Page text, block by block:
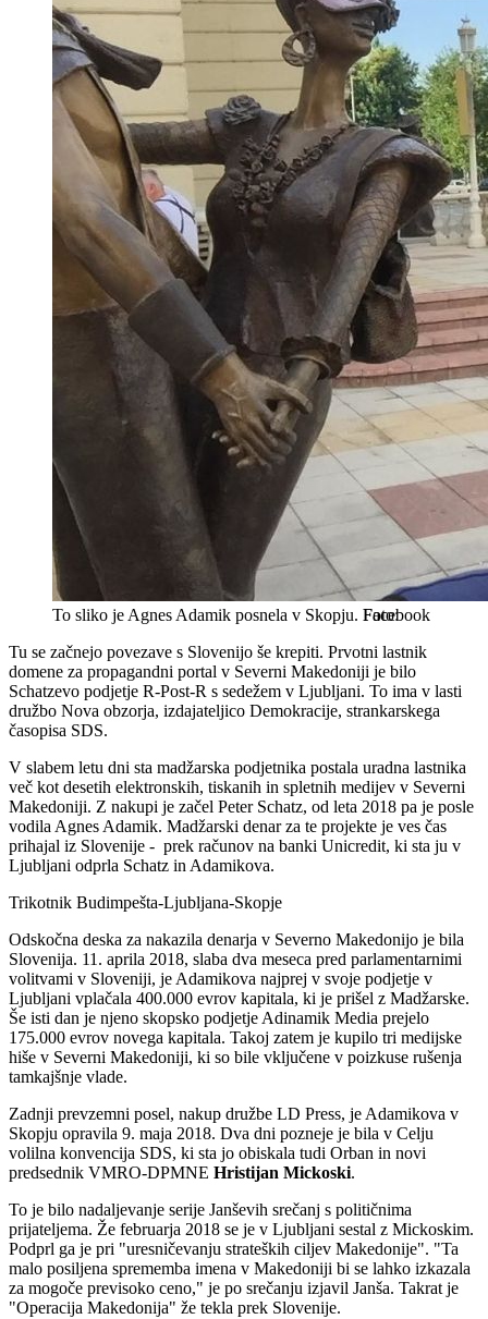
To sliko je Agnes Adamik posnela v Skopju. Facebook
Tu se začnejo povezave s Slovenijo še krepiti. Prvotni lastnik
domene za propagandni portal v Severni Makedoniji je bilo
Schatzevo podjetje R-Post-R s sedežem v Ljubljani. To ima v lasti
družbo Nova obzorja, izdajateljico Demokracije, strankarskega
časopisa SDS.
V slabem letu dni sta madžarska podjetnika postala uradna lastnika
več kot desetih elektronskih, tiskanih in spletnih medijev v Severni
Makedoniji. Z nakupi je začel Peter Schatz, od leta 2018 pa je posle
vodila Agnes Adamik. Madžarski denar za te projekte je ves čas
prihajal iz Slovenije - prek računov na banki Unicredit, ki sta ju v
Ljubljani odprla Schatz in Adamikova.
Trikotnik Budimpešta-Ljubljana-Skopje
Odskočna deska za nakazila denarja v Severno Makedonijo je bila
Slovenija. 11. aprila 2018, slaba dva meseca pred parlamentarnimi
volitvami v Sloveniji, je Adamikova najprej v svoje podjetje v
Ljubljani vplačala 400.000 evrov kapitala, ki je prišel z Madžarske.
Še isti dan je njeno skopsko podjetje Adinamik Media prejelo
175.000 evrov novega kapitala. Takoj zatem je kupilo tri medijske
hiše v Severni Makedoniji, ki so bile vključene v poizkuse rušenja
tamkajšnje vlade.
Zadnji prevzemni posel, nakup družbe LD Press, je Adamikova v
Skopju opravila 9. maja 2018. Dva dni pozneje je bila v Celju
volilna konvencija SDS, ki sta jo obiskala tudi Orban in novi
predsednik VMRO-DPMNE Hristijan Mickoski.
To je bilo nadaljevanje serije Janševih srečanj s političnima
prijateljema. Že februarja 2018 se je v Ljubljani sestal z Mickoskim.
Podprl ga je pri "uresničevanju strateških ciljev Makedonije". "Ta
malo posiljena sprememba imena v Makedoniji bi se lahko izkazala
za mogoče previsoko ceno," je po srečanju izjavil Janša. Takrat je
"Operacija Makedonija" že tekla prek Slovenije.